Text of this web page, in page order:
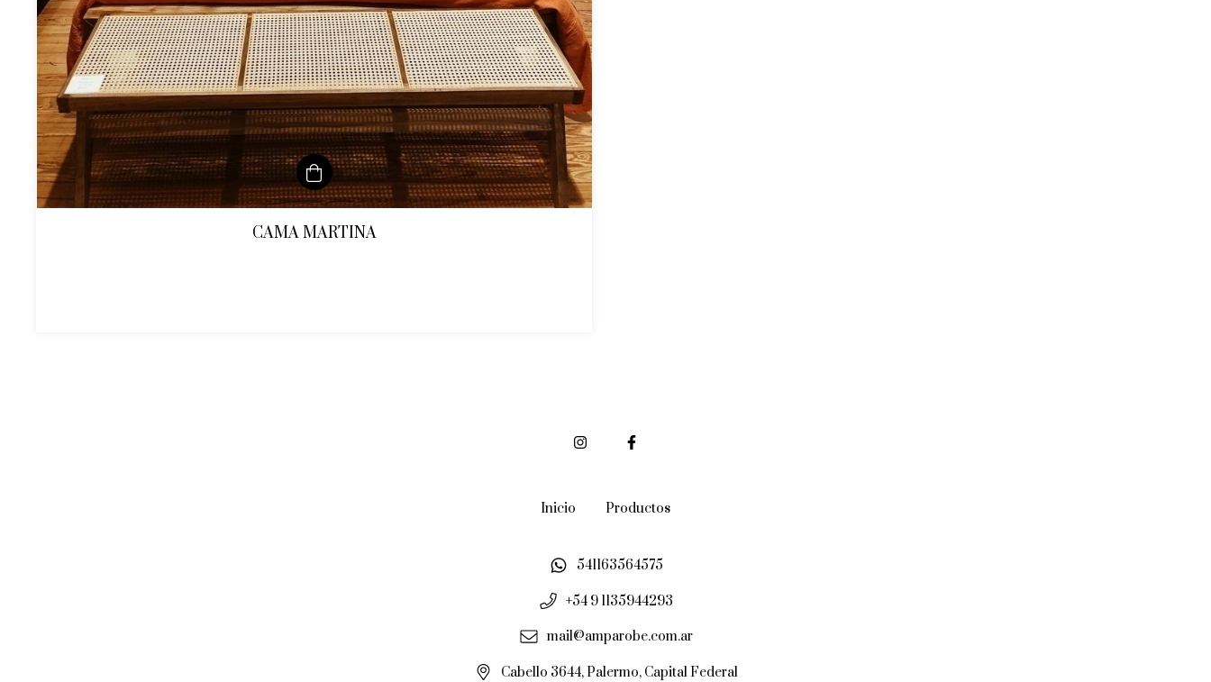
CAMA MARTINA
Inicio Productos
541163564575
+54 9 1135944293
mail@amparobe.com.ar
Cabello 3644, Palermo, Capital Federal